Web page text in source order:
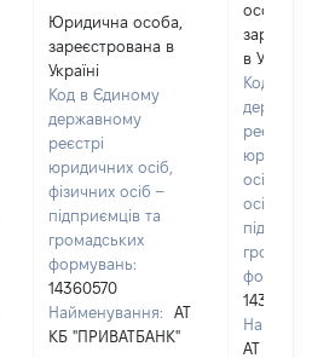
Юридична особа,
зареєстрована в
Україні
Код в Єдиному
державному
реєстрі
юридичних осіб,
фізичних осіб –
підприємців та
громадських
формувань:
14360570
Найменування:
АТ
КБ "ПРИВАТБАНК"
особа,
в Україні
Код в
реєстрі
осіб,
осіб –
14360570
АТ КБ